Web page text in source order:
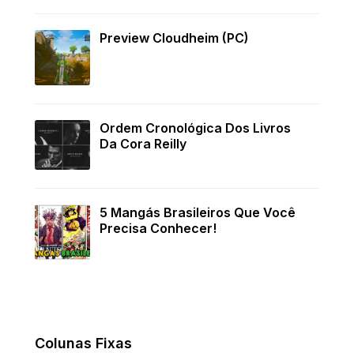
Preview Cloudheim (PC)
Ordem Cronológica Dos Livros
Da Cora Reilly
5 Mangás Brasileiros Que Você
Precisa Conhecer!
Colunas Fixas